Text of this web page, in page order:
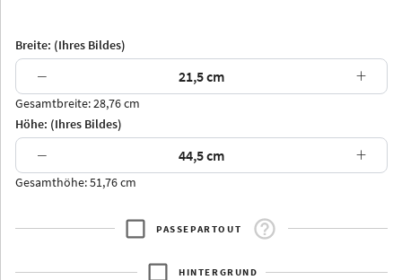
Arran Luzern
Thurgau
Breite: (Ihres Bildes)
− +
Gesamtbreite: 28,76 cm
Höhe: (Ihres Bildes)
− +
Gesamthöhe: 51,76 cm
PASSEPARTOUT
HINTERGRUND